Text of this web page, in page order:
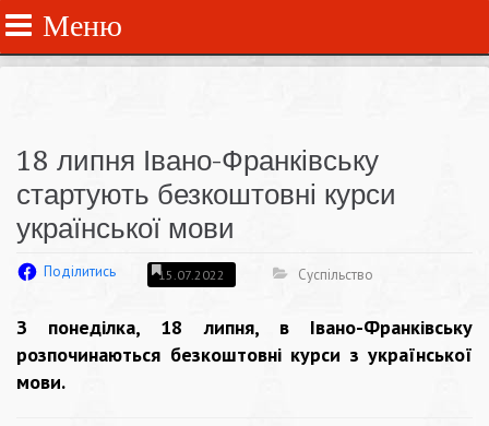
Меню
18 липня Івано-Франківську
стартують безкоштовні курси
української мови
Поділитись 15.07.2022 Суспільство
З понеділка, 18 липня, в Івано-Франківську
розпочинаються безкоштовні курси з української
мови.